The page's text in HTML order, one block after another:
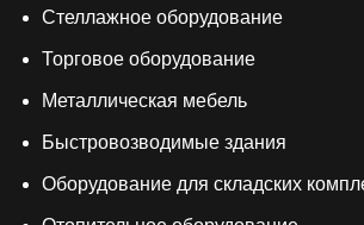
Стеллажное оборудование
Торговое оборудование
Металлическая мебель
Быстровозводимые здания
Оборудование для складских